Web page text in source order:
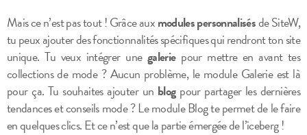
Mais ce n’est pas tout ! Grâce auxmodules personnalisésde SiteW,
tu peux ajouter des fonctionnalités spécifiques qui rendront ton site
unique. Tu veux intégrer une galeriepour mettre en avant tes
collections de mode ? Aucun problème, le module Galerie est là
pour ça. Tu souhaites ajouter un blogpour partager les dernières
tendances et conseils mode ? Le module Blog te permet de le faire
en quelques clics. Et ce n’est que la partie émergée de l’iceberg !